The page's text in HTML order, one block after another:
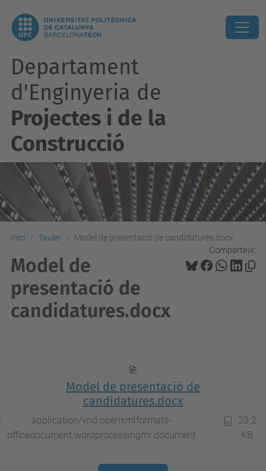
Departament
d'Enginyeria de
Projectes i de la
Construcció
Inici Tauler Model de presentació de candidatures.docx
Comparteix:
Model de
presentació de
candidatures.docx
Model de presentació de
candidatures.docx
application/vnd.openxmlformats-
officedocument.wordprocessingml.document
23.2
KB